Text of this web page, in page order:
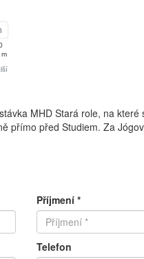
MHD Stará role, na které
přímo před Studiem. Za
Příjmení *
Telefon